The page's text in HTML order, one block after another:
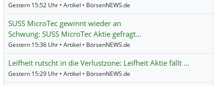
Gestern 15:52 Uhr • Artikel • BörsenNEWS.de
SUSS MicroTec gewinnt wieder an
Schwung: SUSS MicroTec Aktie gefragt…
Gestern 15:36 Uhr • Artikel • BörsenNEWS.de
Leifheit rutscht in die Verlustzone: Leifheit Aktie fällt …
Gestern 15:29 Uhr • Artikel • BörsenNEWS.de